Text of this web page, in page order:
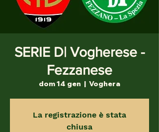
SERIE D| Vogherese -
Fezzanese
dom 14 gen
  |
Voghera
La registrazione è stata
chiusa